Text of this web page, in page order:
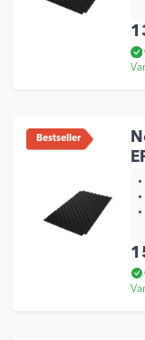
Bestseller